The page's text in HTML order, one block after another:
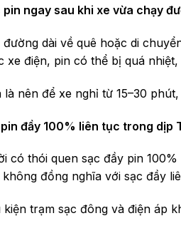
pin ngay sau khi xe vừa chạy
đường dài về quê hoặc di
xe điện, pin có thể bị quá
là nên để xe nghỉ từ 15–30
đầy 100% liên tục trong dịp
có thói quen sạc đầy pin
đồng nghĩa với sạc đầy
kiện trạm sạc đông và điện áp